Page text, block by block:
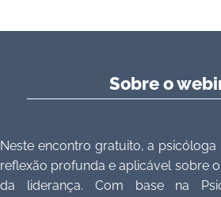
Sobre o
Neste encontro gratuito, a psicóloga
reflexão profunda e aplicável sobre
da liderança. Com base na